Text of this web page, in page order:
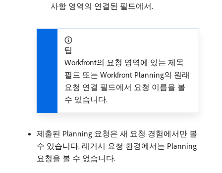
사항 영역의 연결된 필드에서.
팁
Workfront의 요청 영역에 있는 제목
필드 또는 Workfront Planning의 원래
요청 연결 필드에서 요청 이름을 볼
수 있습니다.
제출된 Planning 요청은 새 요청 경험에서만 볼
수 있습니다. 레거시 요청 환경에서는 Planning
요청을 볼 수 없습니다.